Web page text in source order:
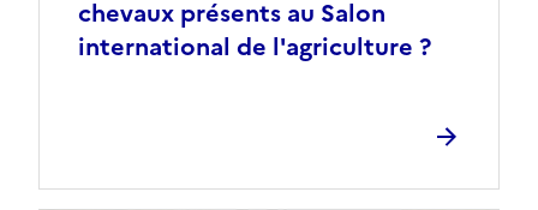
chevaux présents au Salon
international de l'agriculture ?